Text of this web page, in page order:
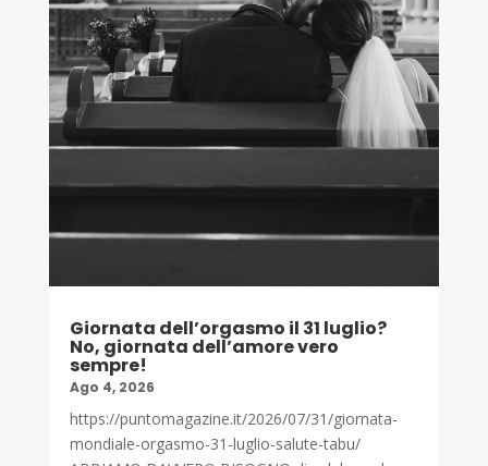
Giornata dell’orgasmo il 31 luglio?
No, giornata dell’amore vero
sempre!
Ago 4, 2026
https://puntomagazine.it/2026/07/31/giornata-
mondiale-orgasmo-31-luglio-salute-tabu/